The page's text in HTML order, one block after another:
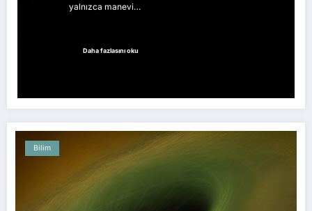
yalnızca manevi…
Daha fazlasını oku
Bilim